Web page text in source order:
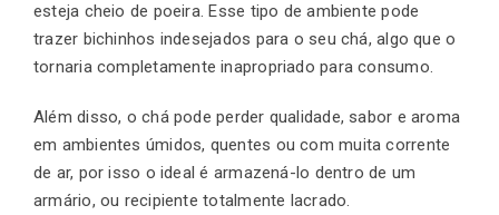
esteja cheio de poeira. Esse tipo de ambiente pode
trazer bichinhos indesejados para o seu chá, algo que o
tornaria completamente inapropriado para consumo.
Além disso, o chá pode perder qualidade, sabor e aroma
em ambientes úmidos, quentes ou com muita corrente
de ar, por isso o ideal é armazená-lo dentro de um
armário, ou recipiente totalmente lacrado.